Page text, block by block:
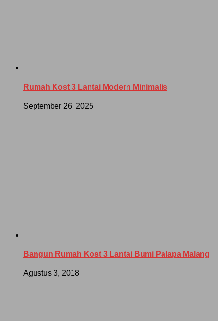
Rumah Kost 3 Lantai Modern Minimalis
September 26, 2025
Bangun Rumah Kost 3 Lantai Bumi Palapa Malang
Agustus 3, 2018